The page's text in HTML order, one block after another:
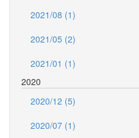
2021/08 (1)
2021/05 (2)
2021/01 (1)
2020
2020/12 (5)
2020/07 (1)